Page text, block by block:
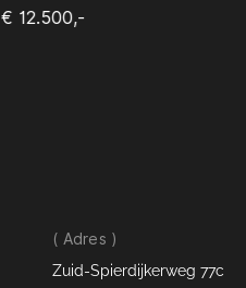
€ 12.500,-
( Adres )
Zuid-Spierdijkerweg 77c